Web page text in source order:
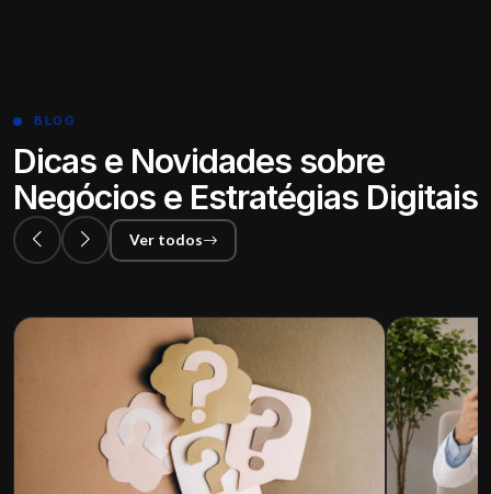
BLOG
Dicas e Novidades sobre
Negócios e Estratégias Digitais
Ver todos